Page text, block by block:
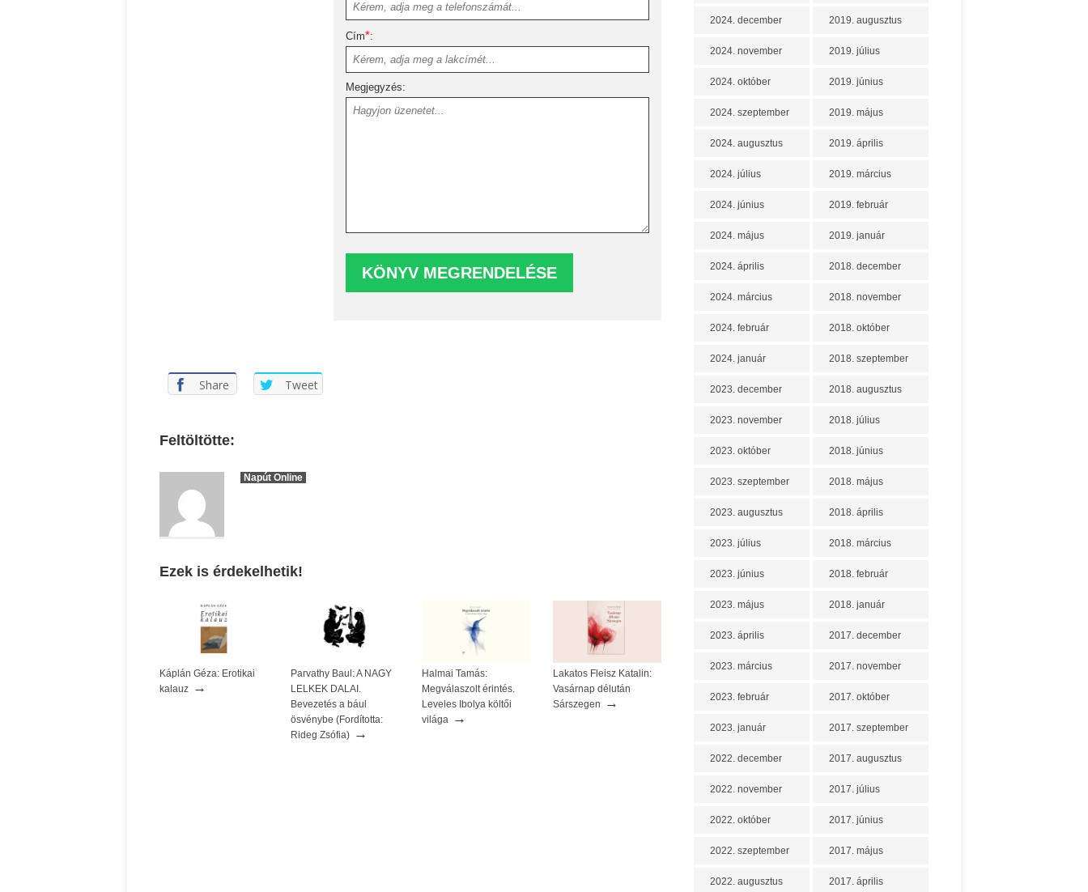
Cím*:
Megjegyzés:
Share Tweet
Feltöltötte:
Napút Online
Ezek is érdekelhetik!
Káplán Géza: Erotikai
kalauz →
Parvathy Baul: A NAGY
LELKEK DALAI.
Bevezetés a bául
ösvénybe (Fordította:
Rideg Zsófia) →
Halmai Tamás:
Megválaszolt érintés.
Leveles Ibolya költői
világa
→
Lakatos Fleisz Katalin:
Vasárnap délután
Sárszegen
→
2024. december
2024. november
2024. október
2024. szeptember
2024. augusztus
2024. július
2024. június
2024. május
2024. április
2024. március
2024. február
2024. január
2023. december
2023. november
2023. október
2023. szeptember
2023. augusztus
2023. július
2023. június
2023. május
2023. április
2023. március
2023. február
2023. január
2022. december
2022. november
2022. október
2022. szeptember
2022. augusztus
2019. augusztus
2019. július
2019. június
2019. május
2019. április
2019. március
2019. február
2019. január
2018. december
2018. november
2018. október
2018. szeptember
2018. augusztus
2018. július
2018. június
2018. május
2018. április
2018. március
2018. február
2018. január
2017. december
2017. november
2017. október
2017. szeptember
2017. augusztus
2017. július
2017. június
2017. május
2017. április